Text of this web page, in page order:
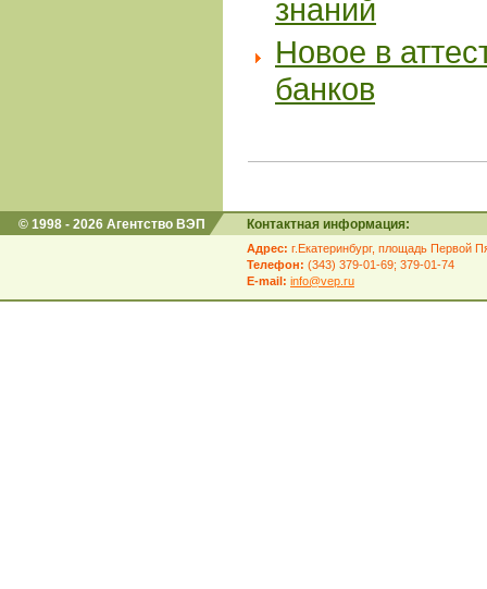
знаний
Новое в
банков
© 1998 - 2026 Агентство ВЭП Контактная информация:
Адрес: г.Екатеринбург, площадь Первой
Телефон: (343) 379-01-69; 379-01-74
E-mail: info@vep.ru